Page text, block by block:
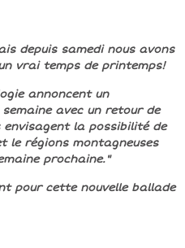
depuis samedi nous avons
vrai temps de printemps!
annoncent un
avec un retour de
envisagent la possibilité de
le régions montagneuses
prochaine."
pour cette nouvelle ballade